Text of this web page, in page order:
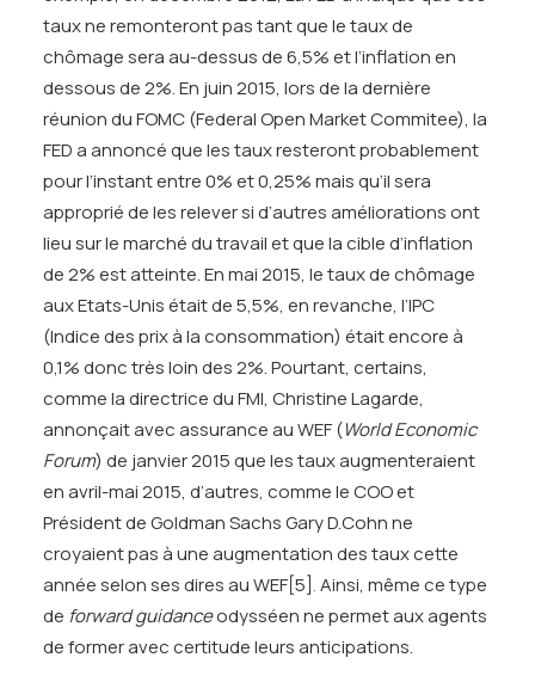
taux ne remonteront pas tant que le taux de
chômage sera au-dessus de 6,5% et l’inflation en
dessous de 2%. En juin 2015, lors de la dernière
réunion du FOMC (Federal Open Market Commitee), la
FED a annoncé que les taux resteront probablement
pour l’instant entre 0% et 0,25% mais qu’il sera
approprié de les relever si d’autres améliorations ont
lieu sur le marché du travail et que la cible d’inflation
de 2% est atteinte. En mai 2015, le taux de chômage
aux Etats-Unis était de 5,5%, en revanche, l’IPC
(Indice des prix à la consommation) était encore à
0,1% donc très loin des 2%. Pourtant, certains,
comme la directrice du FMI, Christine Lagarde,
annonçait avec assurance au WEF (World Economic
Forum) de janvier 2015 que les taux augmenteraient
en avril-mai 2015, d’autres, comme le COO et
Président de Goldman Sachs Gary D.Cohn ne
croyaient pas à une augmentation des taux cette
année selon ses dires au WEF[5].Ainsi, même ce type
de forward guidanceodysséen ne permet aux agents
de former avec certitude leurs anticipations.